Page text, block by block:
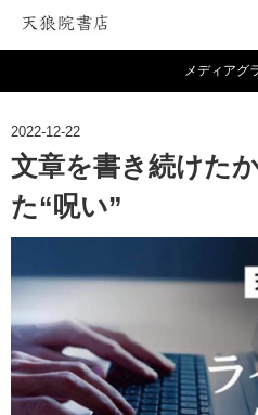
メディアグ
2022-12-22
文章を書き続けた
た“呪い”